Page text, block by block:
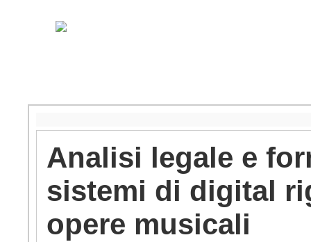
Analisi legale e
sistemi di digital
opere musicali